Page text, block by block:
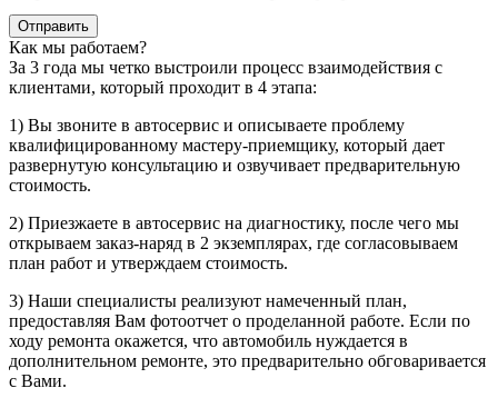
Отправить
Как мы работаем?
За 3 года мы четко выстроили процесс взаимодействия с
клиентами, который проходит в 4 этапа:
1) Вы звоните в автосервис и описываете проблему
квалифицированному мастеру-приемщику, который дает
развернутую консультацию и озвучивает предварительную
стоимость.
2) Приезжаете в автосервис на диагностику, после чего мы
открываем заказ-наряд в 2 экземплярах, где согласовываем
план работ и утверждаем стоимость.
3) Наши специалисты реализуют намеченный план,
предоставляя Вам фотоотчет о проделанной работе. Если по
ходу ремонта окажется, что автомобиль нуждается в
дополнительном ремонте, это предварительно обговаривается
с Вами.